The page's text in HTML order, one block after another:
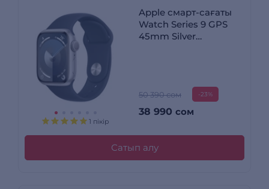
1 пікір
Apple смарт-сағаты
Watch Series 9 GPS
45mm Silver
50 390 сом -23%
38 990 сом
Сатып алу